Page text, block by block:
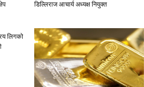
डिल्लिराज आचार्य अध्यक्ष नियुक्त
लिगको